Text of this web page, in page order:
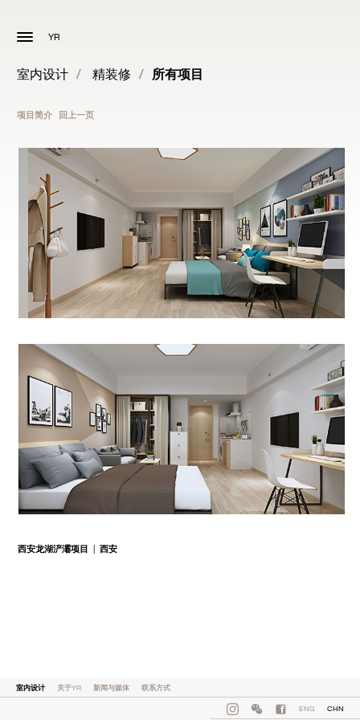
YR
室内设计 / 精装修 / 所有项目
项目简介 回上一页
西安龙湖浐灞项目 | 西安
室内设计 关于YR 新闻与媒体 联系方式
ENG CHN